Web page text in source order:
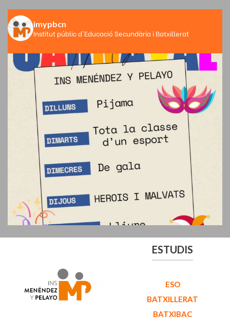
imypbcn
Institut públic d'Educació Secundària i Batxillerat
ESTUDIS
ESO
BATXILLERAT
BATXIBAC